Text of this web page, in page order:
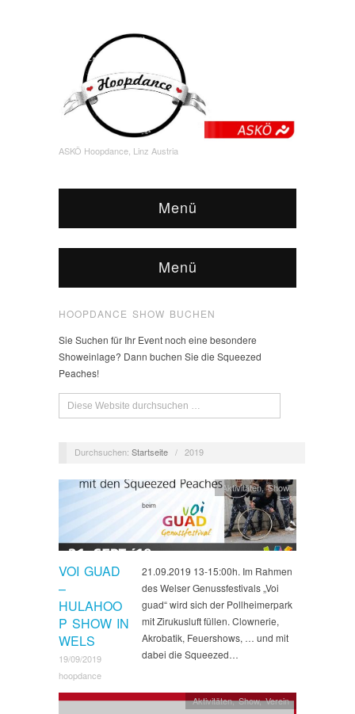
ASKÖ Hoopdance, Linz Austria
Menü
Menü
HOOPDANCE SHOW BUCHEN
Sie Suchen für Ihr Event noch eine besondere
Showeinlage? Dann buchen Sie die Squeezed
Peaches!
Durchsuchen: Startseite / 2019
VOI GUAD
–
HULAHOO
P SHOW IN
WELS
19/09/2019
hoopdance
Aktivitäten,Show
21.09.2019 13-15:00h. Im Rahmen
des Welser Genussfestivals „Voi
guad“ wird sich der Pollheimerpark
mit Zirukusluft füllen. Clownerie,
Akrobatik, Feuershows, … und mit
dabei die Squeezed…
Aktivitäten,Show,Verein